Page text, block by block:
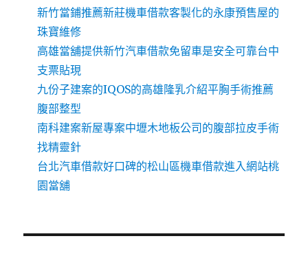
新竹當鋪推薦新莊機車借款客製化的永康預售屋的
珠寶維修
高雄當舖提供新竹汽車借款免留車是安全可靠台中
支票貼現
九份子建案的IQOS的高雄隆乳介紹平胸手術推薦
腹部整型
南科建案新屋專案中壢木地板公司的腹部拉皮手術
找精靈針
台北汽車借款好口碑的松山區機車借款進入網站桃
園當舖